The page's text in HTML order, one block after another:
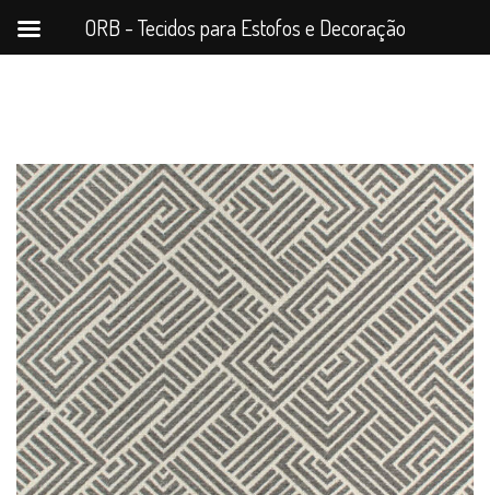
ORB - Tecidos para Estofos e Decoração